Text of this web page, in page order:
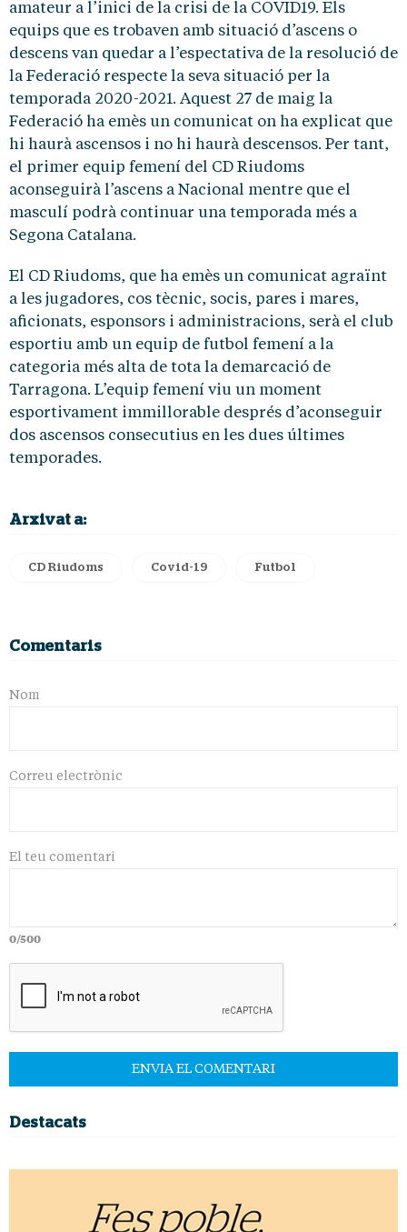
amateur a l’inici de la crisi de la COVID19. Els
equips que es trobaven amb situació d’ascens o
descens van quedar a l’espectativa de la resolució de
la Federació respecte la seva situació per la
temporada 2020-2021. Aquest 27 de maig la
Federació ha emès un comunicat on ha explicat que
hi haurà ascensos i no hi haurà descensos. Per tant,
el primer equip femení del CD Riudoms
aconseguirà l’ascens a Nacional mentre que el
masculí podrà continuar una temporada més a
Segona Catalana.
El CD Riudoms, que ha emès un comunicat agraïnt
a les jugadores, cos tècnic, socis, pares i mares,
aficionats, esponsors i administracions, serà el club
esportiu amb un equip de futbol femení a la
categoria més alta de tota la demarcació de
Tarragona. L’equip femení viu un moment
esportivament immillorable després d’aconseguir
dos ascensos consecutius en les dues últimes
temporades.
Arxivat a:
CD Riudoms Covid-19 Futbol
Comentaris
Nom
Correu electrònic
El teu comentari
0/500
Destacats